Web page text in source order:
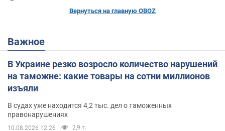
Вернуться на главную OBOZ
Важное
В Украине резко возросло количество нарушений
на таможне: какие товары на сотни миллионов
изъяли
В судах уже находится 4,2 тыс. дел о таможенных
правонарушениях
10.08.2026 12:26 2,9 т.